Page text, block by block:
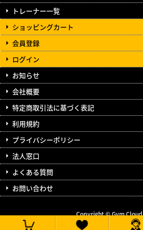
トレーナー一覧
ショッピングカート
会員登録
ログイン
お知らせ
会社概要
特定商取引法に基づく表記
利用規約
プライバシーポリシー
法人窓口
よくある質問
お問い合わせ
Copyright © Gym Cloud
All Rights Reserved.